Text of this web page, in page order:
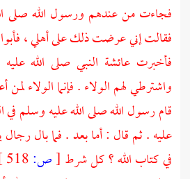
فجاءت من عندهم ورسول الله صلى
فقالت إني عرضت ذلك على أهلي ، فأبوا
فأخبرتعائشة النبي صلى الله
واشترطي لهم الولاء . فإنما الولاء
قام رسول الله صلى الله عليه وسلم في
عليه . ثم قال : أما بعد . فما بال
في كتاب الله ؟ كل شرط [ص: